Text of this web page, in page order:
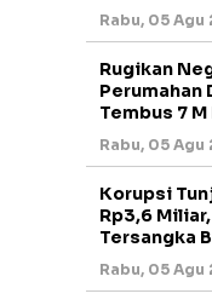
Rabu, 05 Agu
Rugikan
Perumahan
Tembus 7 M
Rabu, 05 Agu
Korupsi
Rp3,6
Tersangka
Rabu, 05 Agu